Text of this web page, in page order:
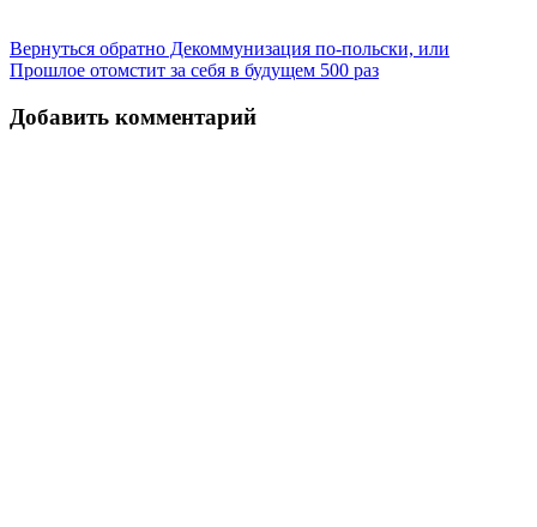
Вернуться обратно Декоммунизация по-польски, или
Прошлое отомстит за себя в будущем 500 раз
Добавить комментарий